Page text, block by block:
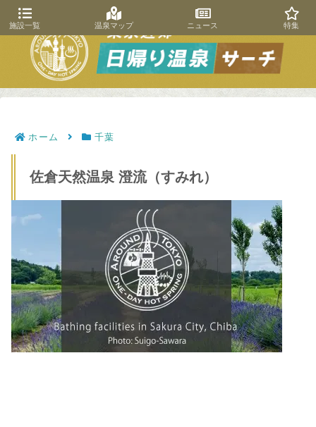
ホーム 千葉
佐倉天然温泉 澄流（すみれ）
施設一覧 温泉マップ ニュース 特集